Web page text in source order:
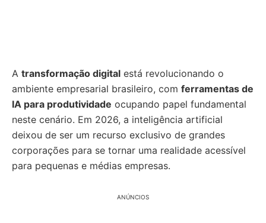
A transformação digital está revolucionando o
ambiente empresarial brasileiro, com ferramentas de
IA para produtividade ocupando papel fundamental
neste cenário. Em 2026, a inteligência artificial
deixou de ser um recurso exclusivo de grandes
corporações para se tornar uma realidade acessível
para pequenas e médias empresas.
ANÚNCIOS